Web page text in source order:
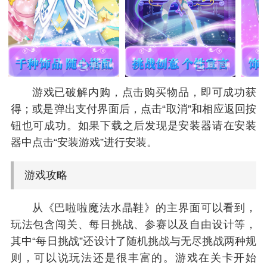
游戏已破解内购，点击购买物品，即可成功获
得；或是弹出支付界面后，点击“取消”和相应返回按
钮也可成功。如果下载之后发现是安装器请在安装
器中点击“安装游戏”进行安装。
游戏攻略
从《巴啦啦魔法水晶鞋》的主界面可以看到，
玩法包含闯关、每日挑战、参赛以及自由设计等，
其中“每日挑战”还设计了随机挑战与无尽挑战两种规
则，可以说玩法还是很丰富的。游戏在关卡开始